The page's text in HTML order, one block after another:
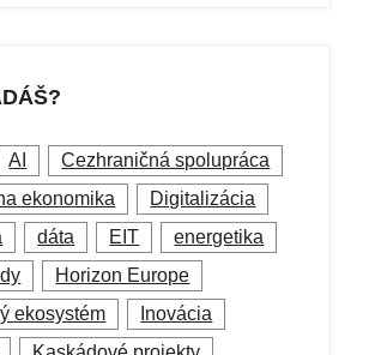
AI
Cezhraničná spolupráca
ekonomika
Digitalizácia
dáta EIT
energetika
Horizon Europe
ekosystém
Inovácia